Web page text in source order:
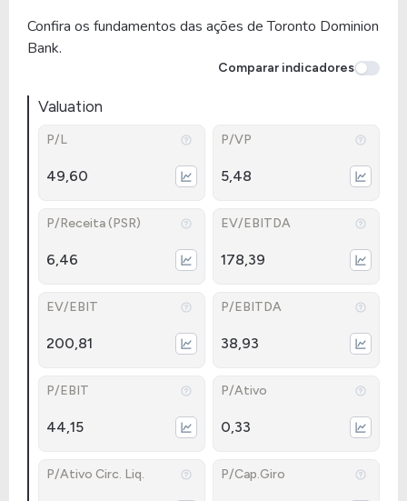
Confira os fundamentos das ações de Toronto Dominion
Bank.
Comparar indicadores
Valuation
P/L
49,60
P/VP
5,48
P/Receita (PSR)
6,46
EV/EBITDA
178,39
EV/EBIT
200,81
P/EBITDA
38,93
P/EBIT
44,15
P/Ativo
0,33
P/Ativo Circ. Liq. P/Cap.Giro